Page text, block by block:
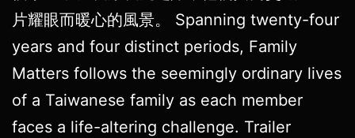
片耀眼而暖心的風景。 Spanning twenty-four
years and four distinct periods, Family
Matters follows the seemingly ordinary lives
of a Taiwanese family as each member
faces a life-altering challenge. Trailer